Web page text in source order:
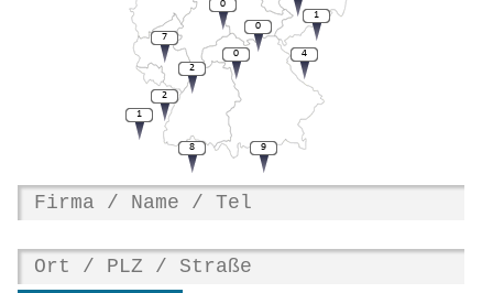
4
1
7
0
0
1
2
2
8
0
9